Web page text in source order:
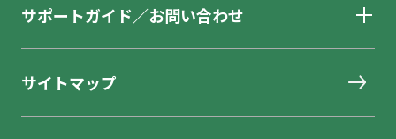
サポートガイド／お問い合わせ
サイトマップ